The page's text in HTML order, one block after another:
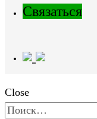
Связаться
Close
Найти: